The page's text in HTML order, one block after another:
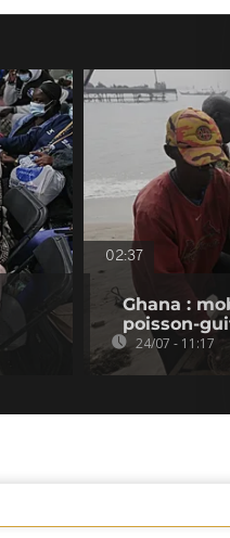
02:37
Ghana :
poisson-
24/07 - 11:17